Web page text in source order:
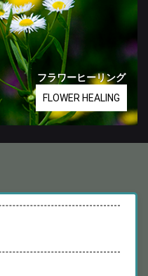
フラワーヒーリング
FLOWER HEALING